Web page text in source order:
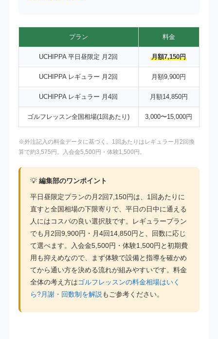
プラン 料金
UCHIPPA 平日昼限定 月2回 月額7,150円
UCHIPPA レギュラー 月2回 月額9,900円
UCHIPPA レギュラー 月4回 月額14,850円
ゴルフレッスン全国相場(1回あたり) 3,000〜15,000円
※外注記入の料金データに基づく。1回あたりはレギュラー月2回換
算で約3,575円。入会金5,500円・体験1,500円。
💡 編集部のワンポイント
平日昼限定プランの月2回7,150円は、1回あたりに
直すと全国相場の下限寄りで、平日の日中に通える
人にはコスパの良い選択肢です。レギュラープラン
でも月2回9,900円・月4回14,850円と、回数に応じ
て選べます。入会金5,500円・体験1,500円と初期費
用も抑えめなので、まず体験で設備と指導を確かめ
てから通い方を決める流れが組みやすいです。料金
全体の考え方はゴルフレッスンの料金相場はいく
ら?月謝・回数制を解説もご参考ください。